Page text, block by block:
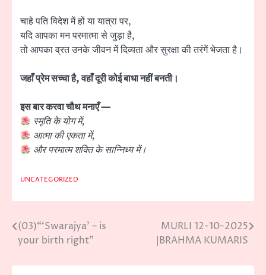
चाहे पति विदेश में हों या यात्रा पर,
यदि आपका मन परमात्मा से जुड़ा है,
तो आपका व्रत उनके जीवन में दिव्यता और सुरक्षा की तरंगें भेजता है।
जहाँ प्रेम सच्चा है, वहाँ दूरी कोई बाधा नहीं बनती।
इस बार करवा चौथ मनाएँ —
स्मृति के योग में,
आत्मा की एकता में,
और परमात्म शक्ति के सान्निध्य में।
UNCATEGORIZED
Post
navigation
(03)“‘Swarajya’ – is
your birth right”
MURLI 12-10-2025
|BRAHMA KUMARIS